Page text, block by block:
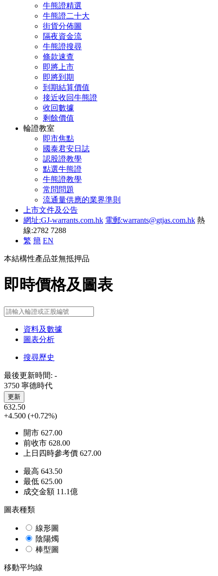
牛熊證精選
牛熊證二十大
街貨分佈圖
隔夜資金流
牛熊證搜尋
條款速查
即將上市
即將到期
到期結算價值
接近收回牛熊證
收回數據
剩餘價值
輪證教室
即市焦點
國泰君安日誌
認股證教學
點選牛熊證
牛熊證教學
常問問題
流通量供應的業界準則
上市文件及公告
網址:GJ-warrants.com.hk 電郵:warrants@gtjas.com.hk 熱
線:2782 7288
繁 簡 EN
本結構性產品並無抵押品
即時價格及圖表
資料及數據
圖表分析
搜尋歷史
最後更新時間: -
3750 寧德時代
更新
632.50
+4.500 (+0.72%)
開市 627.00
前收市 628.00
上日四時參考價 627.00
最高 643.50
最低 625.00
成交金額 11.1億
圖表種類
線形圖
陰陽燭
棒型圖
移動平均線